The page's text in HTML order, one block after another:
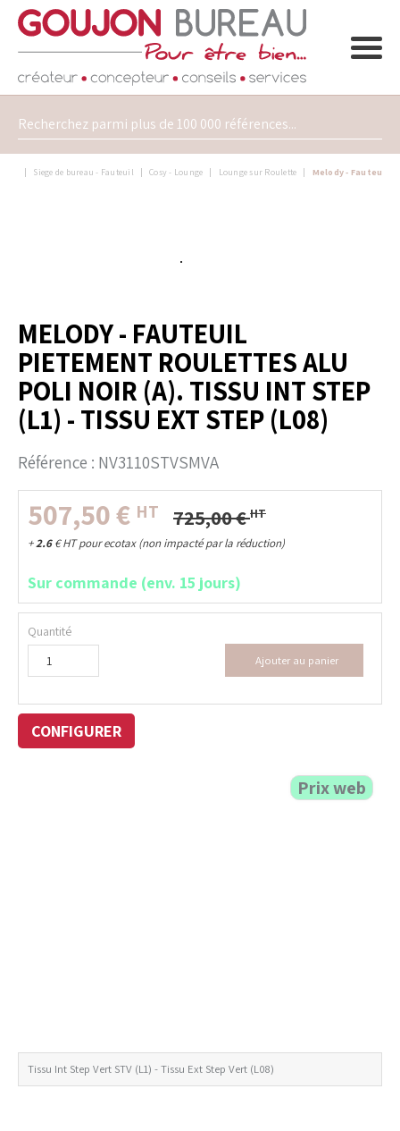
Siege de bureau - Fauteuil Cosy - Lounge Lounge sur Roulette Melody - Fauteuil
Prix web
Avis de non-responsabilité concernant les couleurs
MELODY - FAUTEUIL
PIETEMENT ROULETTES ALU
POLI NOIR (A). TISSU INT STEP
(L1) - TISSU EXT STEP (L08)
Référence : NV3110STVSMVA
Tissu Int Step Vert STV (L1) - Tissu Ext Step Vert (L08)
CONFIGURER
725,00€ HT
507,50€ HT
+2.6€HT pour ecotax (non impacté par la réduction)
Sur commande (env. 15 jours)
Quantité
Ajouter au panier